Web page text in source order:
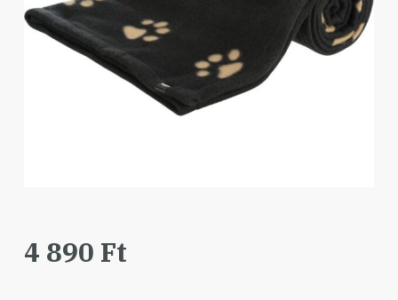
4 890 Ft